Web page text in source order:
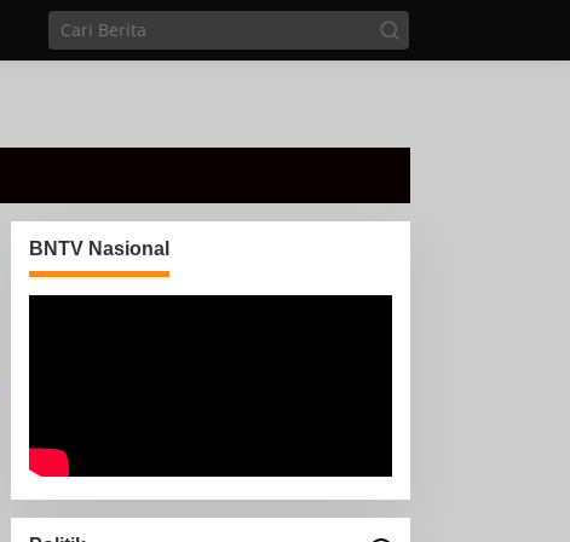
05/Banjit Melaksanakan
Pengamanan Pawai Ogoh
ogoh Di Wilayah Bali
BNTV Nasional